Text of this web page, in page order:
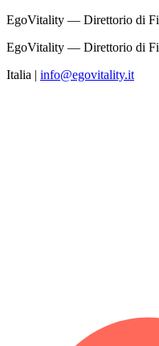
EgoVitality — Direttorio di
EgoVitality — Direttorio di
Italia | info@egovitality.it